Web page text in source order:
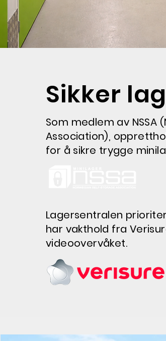
Sikker
Som medlem av NSSA
Association),
for å sikre trygge
Lagersentralen
har vakthold fra
videoovervåket.